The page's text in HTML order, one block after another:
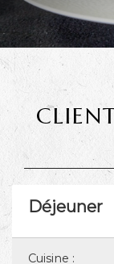
Déjeuner
Cuisine :